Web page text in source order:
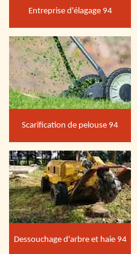
Entreprise d'élagage 94
Scarification de pelouse 94
Dessouchage d'arbre et haie 94